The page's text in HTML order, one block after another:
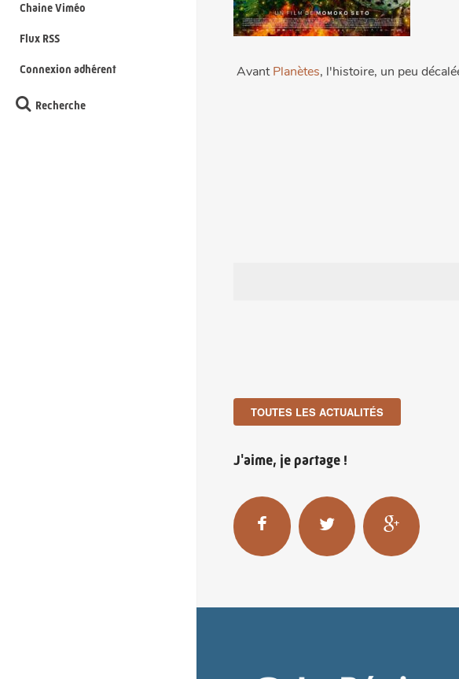
Chaine Viméo
Flux RSS
Connexion adhérent
Recherche
Avant Planètes, l'histoire, un peu
TOUTES LES ACTUALITÉS
J'aime, je partage !